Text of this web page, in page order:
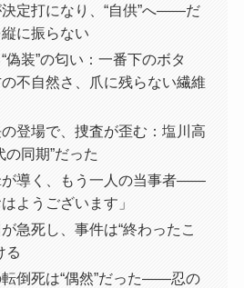
定打になり、“自供”へ――だ
に振らない
偽装”の匂い：一番下のボタ
不自然さ、爪に残らない繊維
登場で、捜査が歪む：塩川高
の同期”だった
が導く、もう一人の当事者――
ようございます」
急死し、事件は“終わったこ
る
倒死は“偶然”だった――忍の